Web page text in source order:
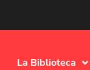
La Biblioteca